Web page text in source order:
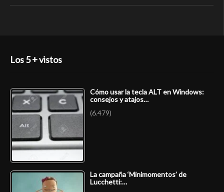
Los 5 + vistos
Cómo usar la tecla ALT en Windows:
consejos y atajos…
(6.479)
La campaña ‘Minimomentos’ de
Lucchetti:…